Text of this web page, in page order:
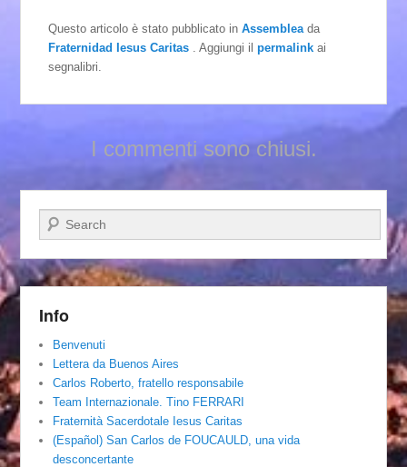
Questo articolo è stato pubblicato inAssemblea da
Fraternidad Iesus Caritas
. Aggiungi ilpermalink ai
segnalibri.
I commenti sono chiusi.
Cerca
Info
Benvenuti
Lettera da Buenos Aires
Carlos Roberto, fratello responsabile
Team Internazionale. Tino FERRARI
Fraternità Sacerdotale Iesus Caritas
(Español) San Carlos de FOUCAULD, una vida
desconcertante